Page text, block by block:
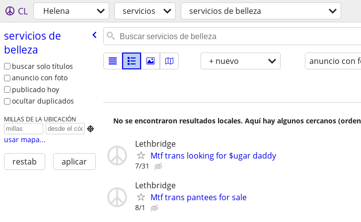
CL Helena servicios servicios de belleza
servicios de
belleza
buscar solo títulos
anuncio con foto
publicado hoy
ocultar duplicados
MILLAS DE LA UBICACIÓN

usar mapa...
restab aplicar
+ nuevo anuncio con
No se encontraron resultados locales. Aquí hay algunos cercanos
Lethbridge
Mtf trans looking for $ugar daddy
7/31
Lethbridge
Mtf trans pantees for sale
8/1